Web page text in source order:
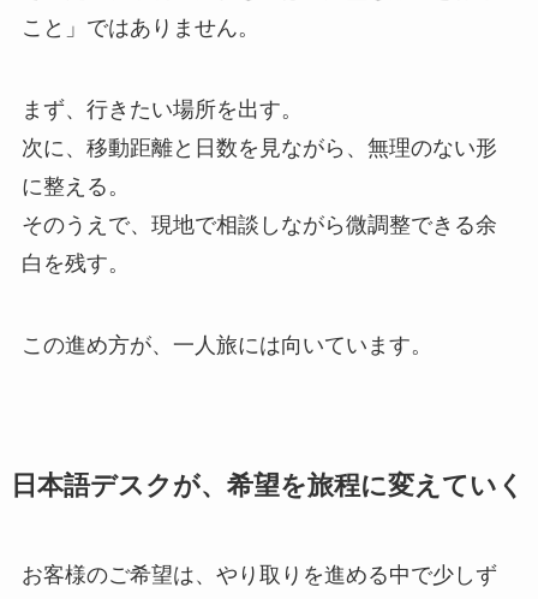
こと」ではありません。
まず、行きたい場所を出す。
次に、移動距離と日数を見ながら、無理のない形
に整える。
そのうえで、現地で相談しながら微調整できる余
白を残す。
この進め方が、一人旅には向いています。
日本語デスクが、希望を旅程に変えていく
お客様のご希望は、やり取りを進める中で少しず